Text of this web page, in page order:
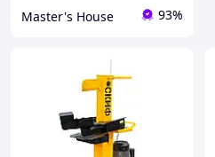
Master's House 93%